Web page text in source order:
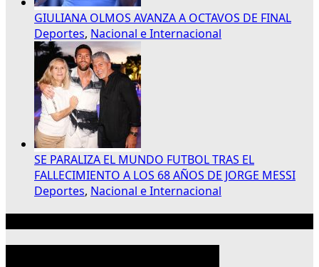
GIULIANA OLMOS AVANZA A OCTAVOS DE FINAL
Deportes, Nacional e Internacional
SE PARALIZA EL MUNDO FUTBOL TRAS EL
FALLECIMIENTO A LOS 68 AÑOS DE JORGE MESSI
Deportes, Nacional e Internacional